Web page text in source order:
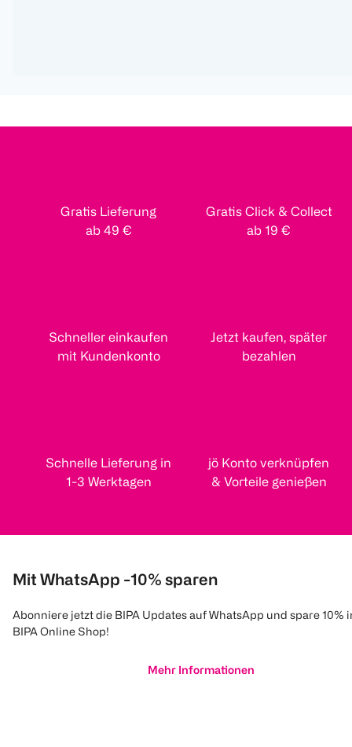
Gratis Lieferung
ab 49 €
Gratis Click & Collect
ab 19 €
Schneller einkaufen
mit Kundenkonto
Jetzt kaufen, später
bezahlen
Schnelle Lieferung in
1-3 Werktagen
jö Konto verknüpfen
& Vorteile genießen
Mit WhatsApp -10% sparen
Abonniere jetzt die BIPA Updates auf WhatsApp und spare 10%
BIPA Online Shop!
Mehr Informationen